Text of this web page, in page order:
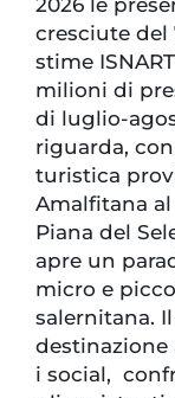
cresciute del
stime
milioni di
di luglio-
riguarda,
turistica
Amalfitana
Piana del
apre un
micro e
salernitana.
destinazione
i social,